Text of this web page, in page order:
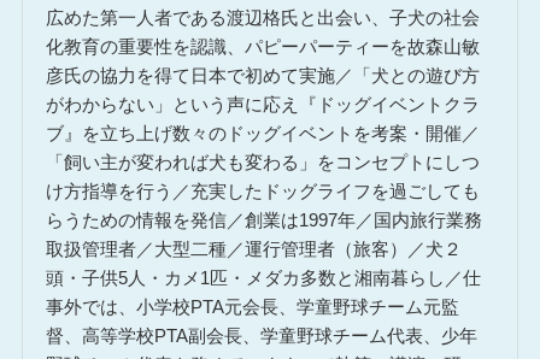
広めた第一人者である渡辺格氏と出会い、子犬の社会
化教育の重要性を認識、パピーパーティーを故森山敏
彦氏の協力を得て日本で初めて実施／「犬との遊び方
がわからない」という声に応え『ドッグイベントクラ
ブ』を立ち上げ数々のドッグイベントを考案・開催／
「飼い主が変われば犬も変わる」をコンセプトにしつ
け方指導を行う／充実したドッグライフを過ごしても
らうための情報を発信／創業は1997年／国内旅行業務
取扱管理者／大型二種／運行管理者（旅客）／犬２
頭・子供5人・カメ1匹・メダカ多数と湘南暮らし／仕
事外では、小学校PTA元会長、学童野球チーム元監
督、高等学校PTA副会長、学童野球チーム代表、少年